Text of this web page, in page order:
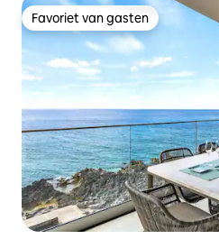
Favoriet van gasten
Favoriet van gasten